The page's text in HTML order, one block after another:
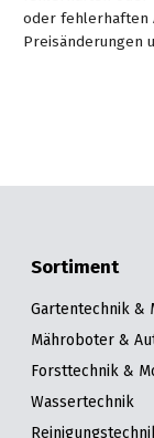
oder fehlerhaften
Preisänderungen
Sortiment
Gartentechnik &
Mähroboter &
Forsttechnik &
Wassertechnik